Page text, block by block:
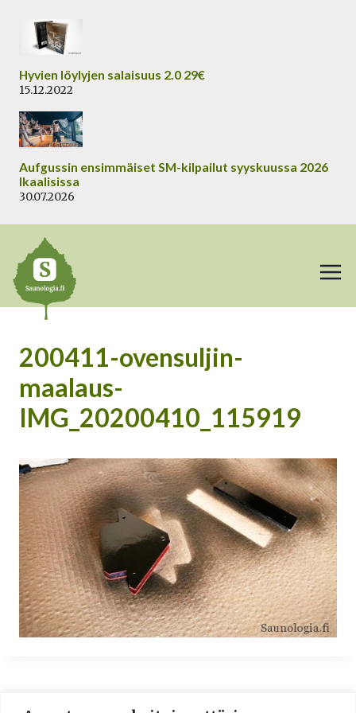
sisältöön
Hyvien löylyjen salaisuus 2.0 29€
15.12.2022
Aufgussin ensimmäiset SM-kilpailut syyskuussa 2026
Ikaalisissa
30.07.2026
200411-ovensuljin-
maalaus-
IMG_20200410_115919